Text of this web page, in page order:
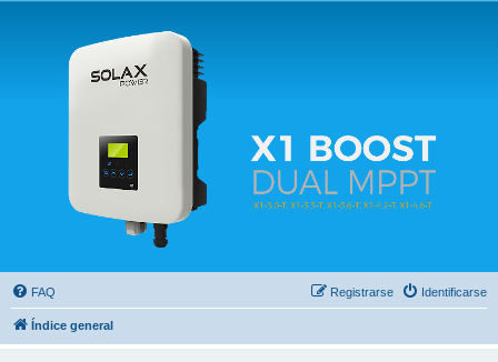
Solax FAQ
Lugar para intercambiar dudas sobre inversores solares Solax y temas relacionados.
FAQ Identificarse
Registrarse
Índice general